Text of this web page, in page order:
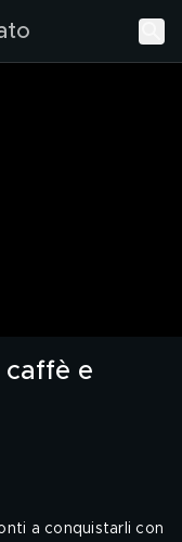
caffè e
a conquistarli con